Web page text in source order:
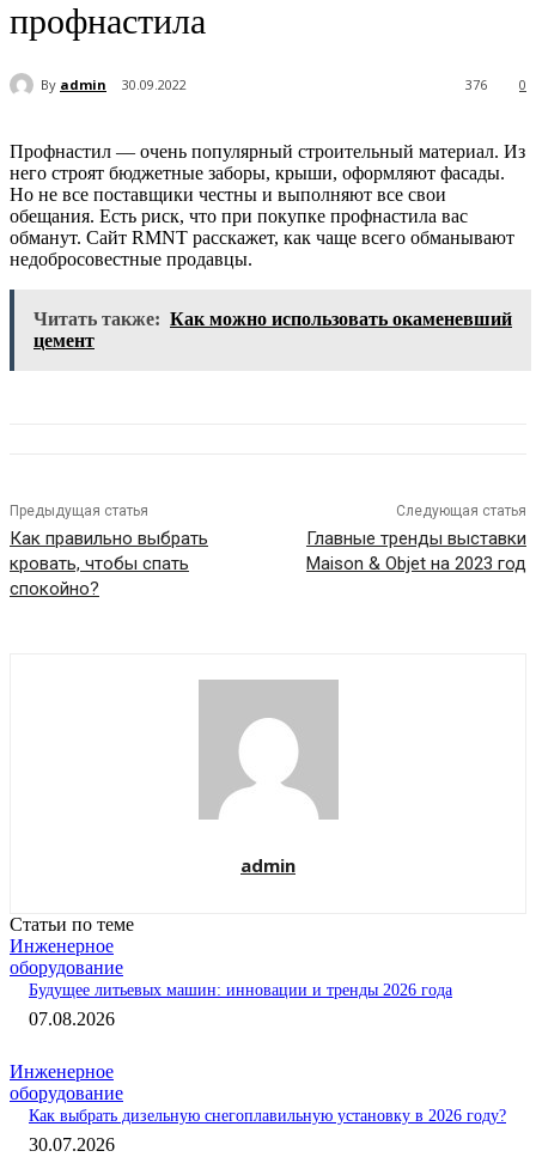
профнастила
By admin 30.09.2022 0
376
Профнастил — очень популярный строительный материал. Из
него строят бюджетные заборы, крыши, оформляют фасады.
Но не все поставщики честны и выполняют все свои
обещания. Есть риск, что при покупке профнастила вас
обманут. Сайт RMNT расскажет, как чаще всего обманывают
недобросовестные продавцы.
Читать также: Как можно использовать окаменевший
цемент
Предыдущая статья
Как правильно выбрать
кровать, чтобы спать
спокойно?
Следующая статья
Главные тренды выставки
Maison & Objet на 2023 год
admin
Статьи по теме
Инженерное
оборудование
Будущее литьевых машин: инновации и тренды 2026 года
07.08.2026
Инженерное
оборудование
Как выбрать дизельную снегоплавильную установку в 2026 году?
30.07.2026